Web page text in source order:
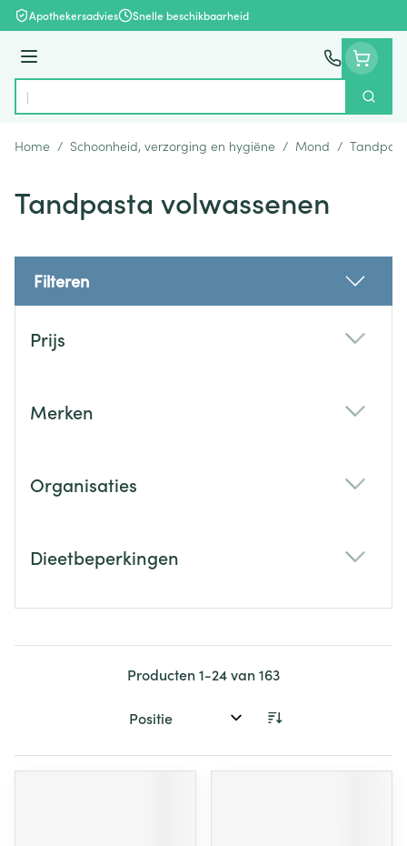
Ga naar de inhoud
Apothekersadvies Snelle beschikbaarheid
Menu
Product, merk, categorie...
Zoek
Home / Schoonheid, verzorging en hygiëne / Mond /
Tandpasta volwassenen
Filteren
Prijs
Merken
Organisaties
Dieetbeperkingen
Producten1-24van163
Sorteer op: